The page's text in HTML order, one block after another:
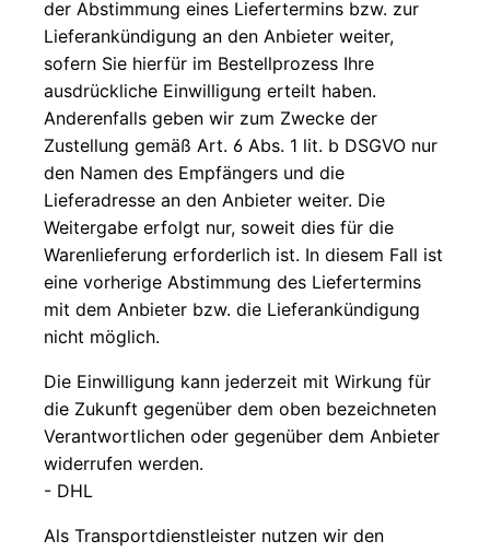
der Abstimmung eines Liefertermins bzw. zur
Lieferankündigung an den Anbieter weiter,
sofern Sie hierfür im Bestellprozess Ihre
ausdrückliche Einwilligung erteilt haben.
Anderenfalls geben wir zum Zwecke der
Zustellung gemäß Art. 6 Abs. 1 lit. b DSGVO nur
den Namen des Empfängers und die
Lieferadresse an den Anbieter weiter. Die
Weitergabe erfolgt nur, soweit dies für die
Warenlieferung erforderlich ist. In diesem Fall ist
eine vorherige Abstimmung des Liefertermins
mit dem Anbieter bzw. die Lieferankündigung
nicht möglich.
Die Einwilligung kann jederzeit mit Wirkung für
die Zukunft gegenüber dem oben bezeichneten
Verantwortlichen oder gegenüber dem Anbieter
widerrufen werden.
- DHL
Als Transportdienstleister nutzen wir den